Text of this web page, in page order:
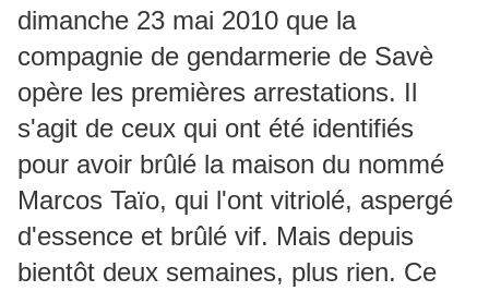
dimanche 23 mai 2010 que la
compagnie de gendarmerie de Savè
opère les premières arrestations. Il
s'agit de ceux qui ont été identifiés
pour avoir brûlé la maison du nommé
Marcos Taïo, qui l'ont vitriolé, aspergé
d'essence et brûlé vif. Mais depuis
bientôt deux semaines, plus rien. Ce